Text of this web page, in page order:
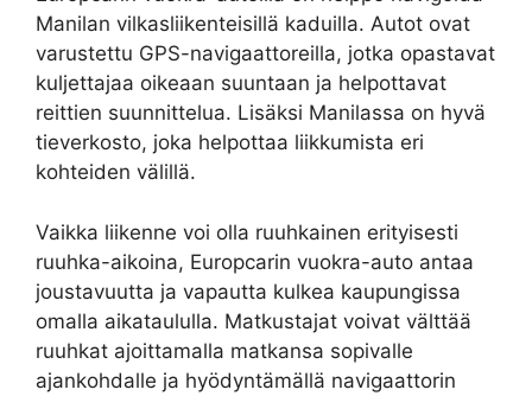
Manilan vilkasliikenteisillä kaduilla. Autot ovat
varustettu GPS-navigaattoreilla, jotka opastavat
kuljettajaa oikeaan suuntaan ja helpottavat
reittien suunnittelua. Lisäksi Manilassa on hyvä
tieverkosto, joka helpottaa liikkumista eri
kohteiden välillä.
Vaikka liikenne voi olla ruuhkainen erityisesti
ruuhka-aikoina, Europcarin vuokra-auto antaa
joustavuutta ja vapautta kulkea kaupungissa
omalla aikataululla. Matkustajat voivat välttää
ruuhkat ajoittamalla matkansa sopivalle
ajankohdalle ja hyödyntämällä navigaattorin